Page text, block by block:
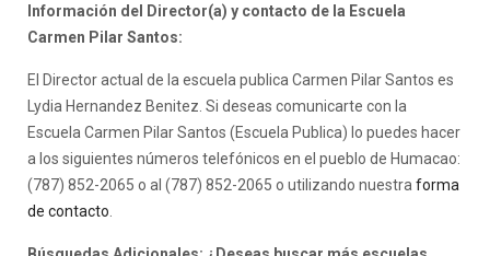
Información del Director(a) y contacto de la Escuela
Carmen Pilar Santos:
El Director actual de la escuela publica Carmen Pilar Santos es
Lydia Hernandez Benitez. Si deseas comunicarte con la
Escuela Carmen Pilar Santos (Escuela Publica) lo puedes hacer
a los siguientes números telefónicos en el pueblo de Humacao:
(787) 852-2065 o al (787) 852-2065 o utilizando nuestra forma
de contacto